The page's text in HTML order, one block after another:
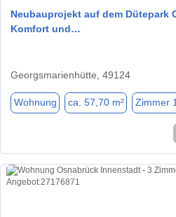
Neubauprojekt auf dem Dütepark
Komfort und…
Georgsmarienhütte, 49124
Wohnung ca. 57,70 m² Zimmer